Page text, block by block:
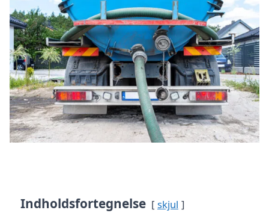
Indholdsfortegnelse skjul